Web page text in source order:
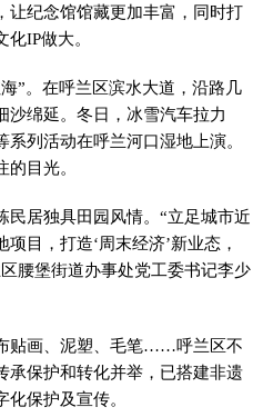
让纪念馆馆藏更加丰富，同时打
IP做大。
”。在呼兰区滨水大道，沿路几
沙绵延。冬日，冰雪汽车拉力
列活动在呼兰河口湿地上演。
目光。
民居独具田园风情。“立足城市近
目，打造‘周末经济’新业态，
腰堡街道办事处党工委书记李少
贴画、泥塑、毛笔……呼兰区不
承保护和转化并举，已搭建非遗
保护及宣传。